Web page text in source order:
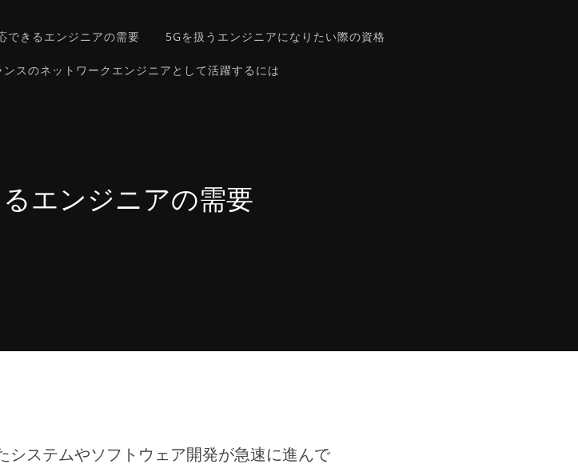
できるエンジニアの需要 5Gを扱うエンジニアになりたい際の資格
ンスのネットワークエンジニアとして活躍するには
エンジニアの需要
システムやソフトウェア開発が急速に進んで